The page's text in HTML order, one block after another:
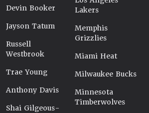
Devin Booker
Jayson Tatum
Russell
Westbrook
Trae Young
Anthony Davis
Shai Gilgeous-
Lakers
Memphis
Grizzlies
Miami Heat
Milwaukee Bucks
Minnesota
Timberwolves